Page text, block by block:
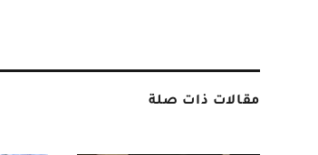
مقالات ذات صلة